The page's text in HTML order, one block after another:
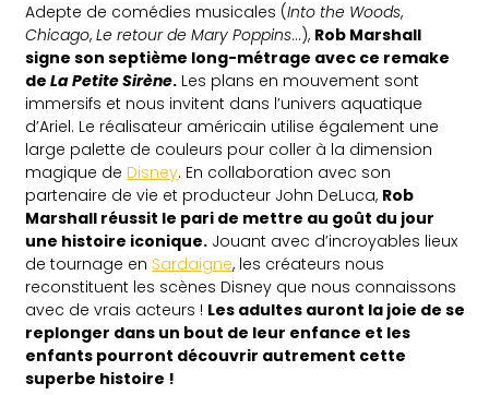
Adepte de comédies musicales (Into the Woods,
Chicago,Le retour de Mary Poppins…), Rob Marshall
signe son septième long-métrage avec ce remake
de La Petite Sirène. Les plans en mouvement sont
immersifs et nous invitent dans l’univers aquatique
d’Ariel. Le réalisateur américain utilise également une
large palette de couleurs pour coller à la dimension
magique de Disney. En collaboration avec son
partenaire de vie et producteur John DeLuca, Rob
Marshall réussit le pari de mettre au goût du jour
une histoire iconique. Jouant avec d’incroyables lieux
de tournage en Sardaigne, les créateurs nous
reconstituent les scènes Disney que nous connaissons
avec de vrais acteurs ! Les adultes auront la joie de se
replonger dans un bout de leur enfance et les
enfants pourront découvrir autrement cette
superbe histoire !